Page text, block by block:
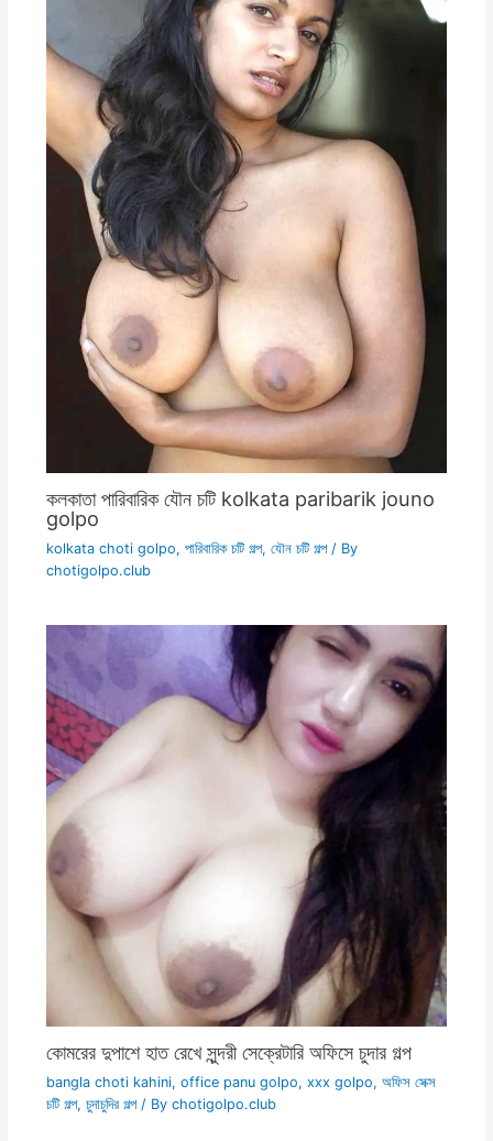
কলকাতা পারিবারিক যৌন চটি kolkata paribarik jouno
golpo
kolkata choti golpo, পারিবারিক চটি গল্প, যৌন চটি গল্প/ By
chotigolpo.club
কোমরের দুপাশে হাত রেখে সুন্দরী সেক্রেটারি অফিসে চুদার গল্প
bangla choti kahini, office panu golpo, xxx golpo, অফিস সেক্স
চটি গল্প, চুদাচুদির গল্প/ By chotigolpo.club